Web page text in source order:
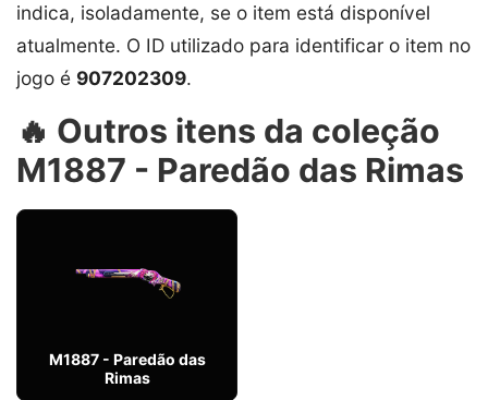
indica, isoladamente, se o item está disponível
atualmente. O ID utilizado para identificar o item no
jogo é 907202309.
🔥 Outros itens da coleção
M1887 - Paredão das Rimas
M1887 - Paredão das
Rimas